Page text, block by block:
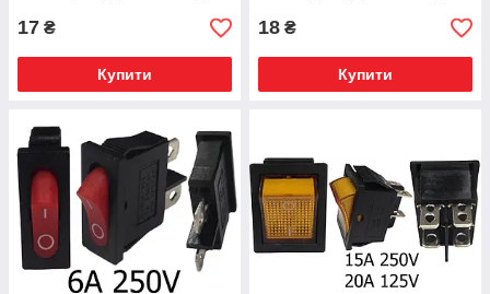
17 ₴
Купити
18 ₴
Купити